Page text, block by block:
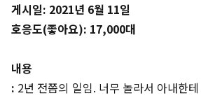
게시일: 2021년 6월 11일
호응도(좋아요): 17,000대
내용
: 2년 전쯤의 일임. 너무 놀라서 아내한